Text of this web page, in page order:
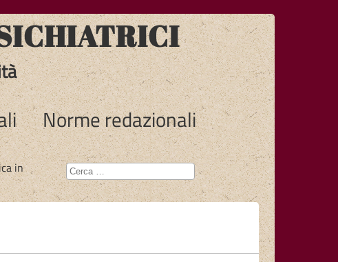
Norme redazionali
in